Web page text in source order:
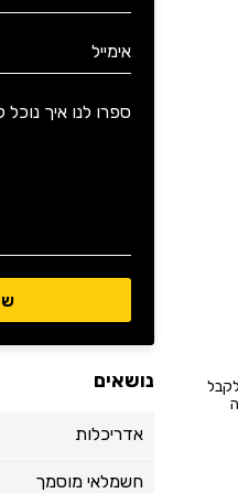
נושאים
אדריכלות
חשמלאי מוסמך